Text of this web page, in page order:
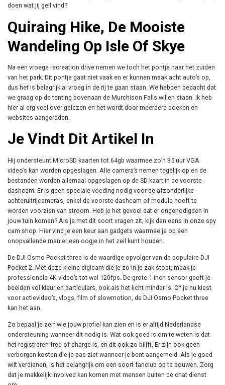
doen wat jij geil vind?
Quiraing Hike, De Mooiste
Wandeling Op Isle Of Skye
Na een vroege recreation drive nemen we toch het pontje naar het zuiden
van het park. Dit pontje gaat niet vaak en er kunnen maak acht auto’s op,
dus het is belagrijk al vroeg in de rij te gaan staan. We hebben bedacht dat
we graag op de tenting bovenaan de Murchison Falls willen staan. Ik heb
hier al erg veel over gelezen en het wordt door meerdere boeken en
websites aangeraden.
Je Vindt Dit Artikel In
Hij ondersteunt MicroSD kaarten tot 64gb waarmee zo’n 35 uur VGA
video’s kan worden opgeslagen. Alle camera’s nemen tegelijk op en de
bestanden worden allemaal opgeslagen op de SD kaart in de voorste
dashcam. Er is geen speciale voeding nodig voor de afzonderlijke
achteruitrijcamera’s, enkel de voorste dashcam of module hoeft te
worden voorzien van stroom. Heb je het gevoel dat er ongenodigden in
jouw tuin komen? Als je met dit soort vragen zit, kijk dan eens in onze spy
cam shop. Hier vind je een keur aan gadgets waarmee je op een
onopvallende manier een oogje in het zeil kunt houden.
De DJI Osmo Pocket three is de waardige opvolger van de populaire DJI
Pocket 2. Met deze kleine digicam die je zo in je zak stopt, maak je
professionele 4K-video’s tot wel 120fps. De grote 1 inch sensor geeft je
beelden vol kleur en particulars, ook als het licht minder is. Of je nu kiest
voor actievideo’s, vlogs, film of slowmotion, de DJI Osmo Pocket three
kan het aan.
Zo bepaal je zelf wie jouw profiel kan zien en is er altijd Nederlandse
ondersteuning wanneer dit nodig is. Wat ook goed is om te weten is dat
het registreren free of charge is, en dit ook zo blijft. Er zijn ook geen
verborgen kosten die je pas ziet wanneer je bent aangemeld. Als je goed
wilt verdienen, is het belangrijk om een soort fanclub op te bouwen. Zorg
dat je makkelijk involved kan komen met mensen buiten de chat dienst